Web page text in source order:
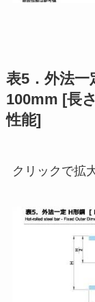
表5．外法
100mm [長
性能]
クリックで拡